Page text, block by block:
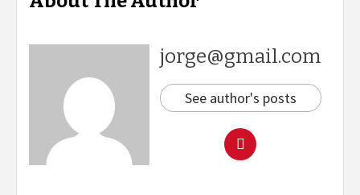
jorge@gmail.com
See author's posts